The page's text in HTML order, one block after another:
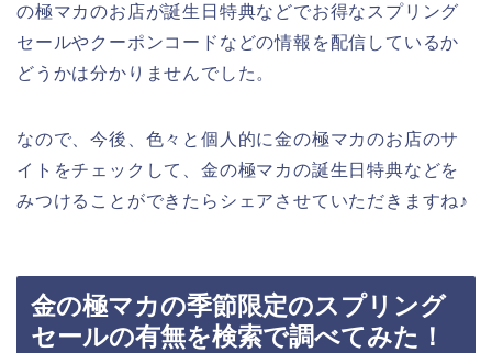
の極マカのお店が誕生日特典などでお得なスプリング
セールやクーポンコードなどの情報を配信しているか
どうかは分かりませんでした。
なので、今後、色々と個人的に金の極マカのお店のサ
イトをチェックして、金の極マカの誕生日特典などを
みつけることができたらシェアさせていただきますね♪
金の極マカの季節限定のスプリング
セールの有無を検索で調べてみた！